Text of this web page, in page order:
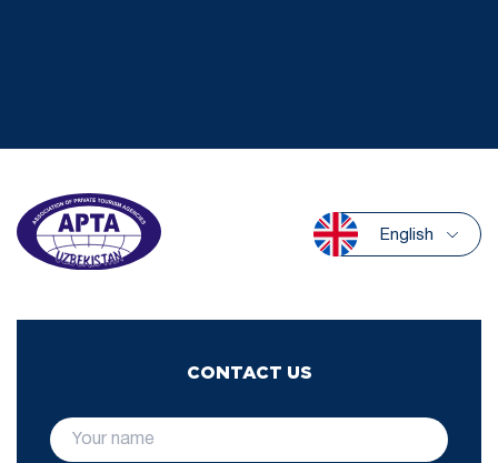
English
CONTACT US